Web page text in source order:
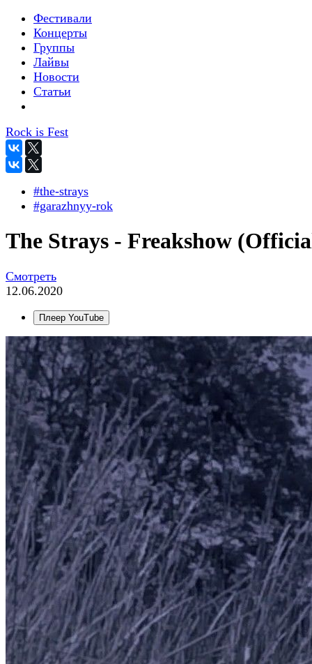
Фестивали
Концерты
Группы
Лайвы
Новости
Статьи
Rock is Fest
#the-strays
#garazhnyy-rok
The Strays - Freakshow
Смотреть
12.06.2020
Плеер YouTube